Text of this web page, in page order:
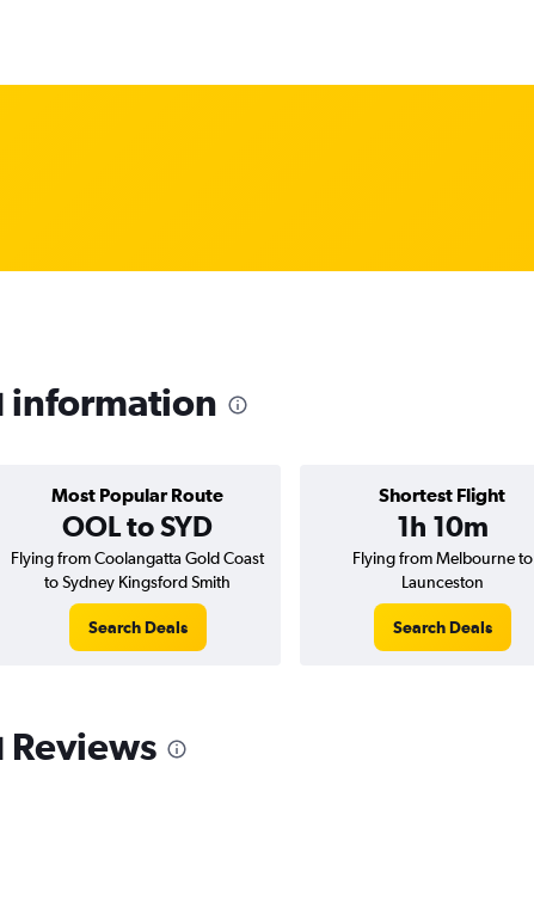
information
Most Popular Route
OOL to SYD
Shortest Flight
1h 10m
Flying from Coolangatta Gold Coast
to Sydney Kingsford Smith
Search Deals
Flying from Melbourne to
Launceston
Search Deals
Reviews